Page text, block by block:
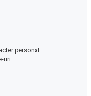
personal
uri